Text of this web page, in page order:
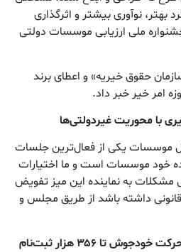
نوآوری بیشتر و اثرگذاری
جشنواره ملی ارزیابی موسسات دولتی
حقوق خیریه» و اعطای برند
امر خیر خبر داد.
با محوریت غیردولتی‌ها
موسسات یکی از فعال‌ترین جلسات
خود موسسات است و ما اختیارات
مشکلات به نماینده این میز تفویض
داشته باشد از طریق مجلس و